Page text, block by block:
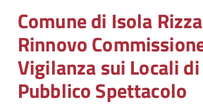
Comune di Isola
Rinnovo
Vigilanza sui Locali di
Pubblico Spettacolo